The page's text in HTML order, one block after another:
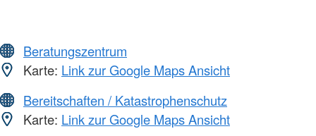
Beratungszentrum
Karte: Link zur Google Maps Ansicht
Bereitschaften / Katastrophenschutz
Karte: Link zur Google Maps Ansicht